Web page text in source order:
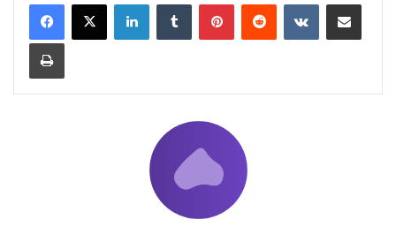
LinkedInTumblr PinterestReddit VKontakteShare via Email
Print